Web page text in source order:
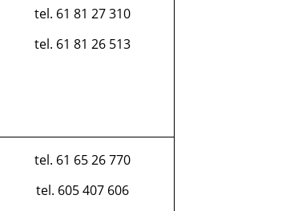
tel. 61 81 27 310
tel. 61 81 26 513
tel. 61 65 26 770
tel. 605 407 606